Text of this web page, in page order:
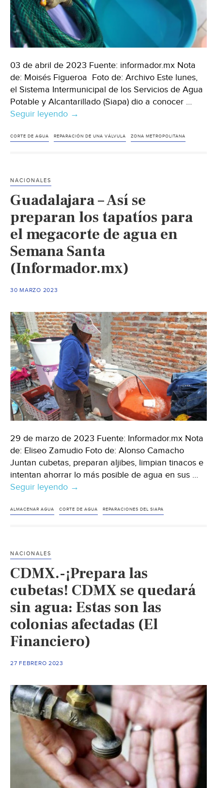
03 de abril de 2023 Fuente: informador.mx Nota
de: Moisés Figueroa Foto de: Archivo Este lunes,
el Sistema Intermunicipal de los Servicios de Agua
Potable y Alcantarillado (Siapa) dio a conocer …
Seguir leyendo Guadalajara
¡Ojo!
agua
en
estas
colonias
de
la
ZMG
→
CORTE DE AGUA REPARACIÓN DE UNA VÁLVULA ZONA METROPOLITANA
NACIONALES
Guadalajara – Así se
preparan los tapatíos para
el megacorte de agua en
Semana Santa
(Informador.mx)
30 MARZO 2023
29 de marzo de 2023 Fuente: Informador.mx Nota
de: Eliseo Zamudio Foto de: Alonso Camacho
Juntan cubetas, preparan aljibes, limpian tinacos e
intentan ahorrar lo más posible de agua en sus …
Seguir leyendo Guadalajara
Así
para
el
megacorte
de
agua
Semana
→
ALMACENAR AGUA CORTE DE AGUA REPARACIONES DEL SIAPA
NACIONALES
CDMX.-¡Prepara las
cubetas! CDMX se quedará
sin agua: Estas son las
colonias afectadas (El
Financiero)
27 FEBRERO 2023